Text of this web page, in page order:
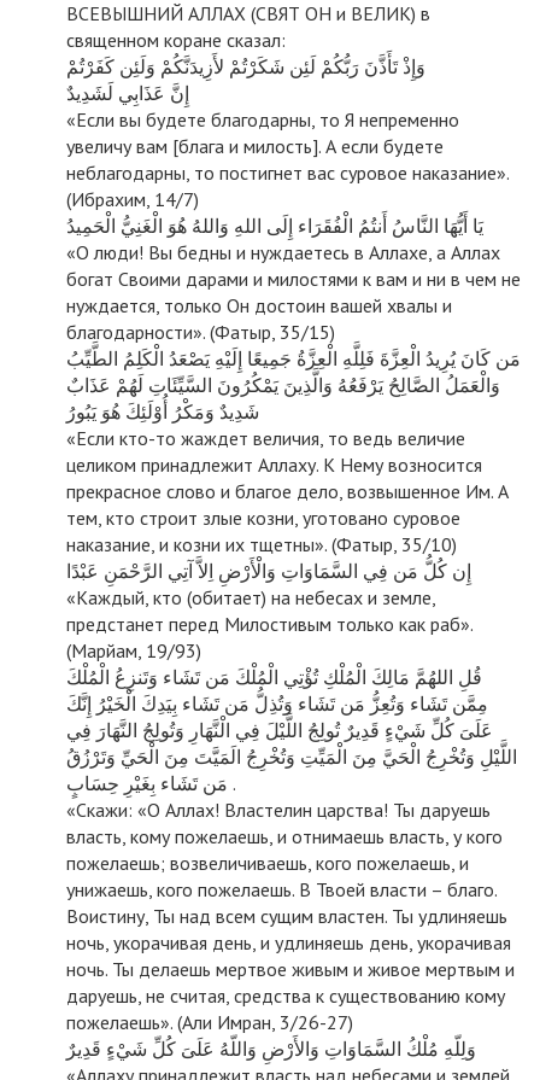
ВСЕВЫШНИЙ АЛЛАХ (СВЯТ ОН и ВЕЛИК) в
священном коране сказал:
وَإِذْ تَأَذَّنَ رَبُّكُمْ لَئِن شَكَرْتُمْ لأَزِيدَنَّكُمْ وَلَئِن كَفَرْتُمْ
إِنَّ عَذَابِي لَشَدِيدٌ
«Если вы будете благодарны, то Я непременно
увеличу вам [блага и милость]. А если будете
неблагодарны, то постигнет вас суровое наказание».
(Ибрахим, 14/7)
يَا أَيُّهَا النَّاسُ أَنتُمُ الْفُقَرَاء إِلَى اللهِ وَاللهُ هُوَ الْغَنِيُّ الْحَمِيدُ
«О люди! Вы бедны и нуждаетесь в Аллахе, а Аллах
богат Своими дарами и милостями к вам и ни в чем не
нуждается, только Он достоин вашей хвалы и
благодарности». (Фатыр, 35/15)
مَن كَانَ يُرِيدُ الْعِزَّةَ فَلِلَّهِ الْعِزَّةُ جَمِيعًا إِلَيْهِ يَصْعَدُ الْكَلِمُ الطَّيِّبُ
وَالْعَمَلُ الصَّالِحُ يَرْفَعُهُ وَالَّذِينَ يَمْكُرُونَ السَّيِّئَاتِ لَهُمْ عَذَابٌ
شَدِيدٌ وَمَكْرُ أُوْلَئِكَ هُوَ يَبُورُ
«Если кто-то жаждет величия, то ведь величие
целиком принадлежит Аллаху. К Нему возносится
прекрасное слово и благое дело, возвышенное Им. А
тем, кто строит злые козни, уготовано суровое
наказание, и козни их тщетны». (Фатыр, 35/10)
إِن كُلُّ مَن فِي السَّمَاوَاتِ وَالْأَرْضِ اِلاَّ آتِي الرَّحْمَنِ عَبْدًا
«Каждый, кто (обитает) на небесах и земле,
предстанет перед Милостивым только как раб».
(Марйам, 19/93)
قُلِ اللهُمَّ مَالِكَ الْمُلْكِ تُؤْتِي الْمُلْكَ مَن تَشَاء وَتَنزِعُ الْمُلْكَ
مِمَّن تَشَاء وَتُعِزُّ مَن تَشَاء وَتُذِلُّ مَن تَشَاء بِيَدِكَ الْخَيْرُ إِنَّكَ
عَلَىَ كُلِّ شَيْءٍ قَدِيرٌ تُولِجُ اللَّيْلَ فِي الْنَّهَارِ وَتُولِجُ النَّهَارَ فِي
اللَّيْلِ وَتُخْرِجُ الْحَيَّ مِنَ الْمَيِّتِ وَتُخْرِجُ الَمَيَّتَ مِنَ الْحَيِّ وَتَرْزُقُ
مَن تَشَاء بِغَيْرِ حِسَابٍ .
«Скажи: «О Аллах! Властелин царства! Ты даруешь
власть, кому пожелаешь, и отнимаешь власть, у кого
пожелаешь; возвеличиваешь, кого пожелаешь, и
унижаешь, кого пожелаешь. В Твоей власти – благо.
Воистину, Ты над всем сущим властен. Ты удлиняешь
ночь, укорачивая день, и удлиняешь день, укорачивая
ночь. Ты делаешь мертвое живым и живое мертвым и
даруешь, не считая, средства к существованию кому
пожелаешь». (Али Имран, 3/26-27)
وَلِلّهِ مُلْكُ السَّمَاوَاتِ وَالأَرْضِ وَاللّهُ عَلَىَ كُلِّ شَيْءٍ قَدِيرٌ